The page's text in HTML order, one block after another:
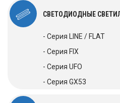
СВЕТОДИОДНЫЕ
- Серия LINE / FLAT
- Серия FIX
- Серия UFO
- Серия GX53